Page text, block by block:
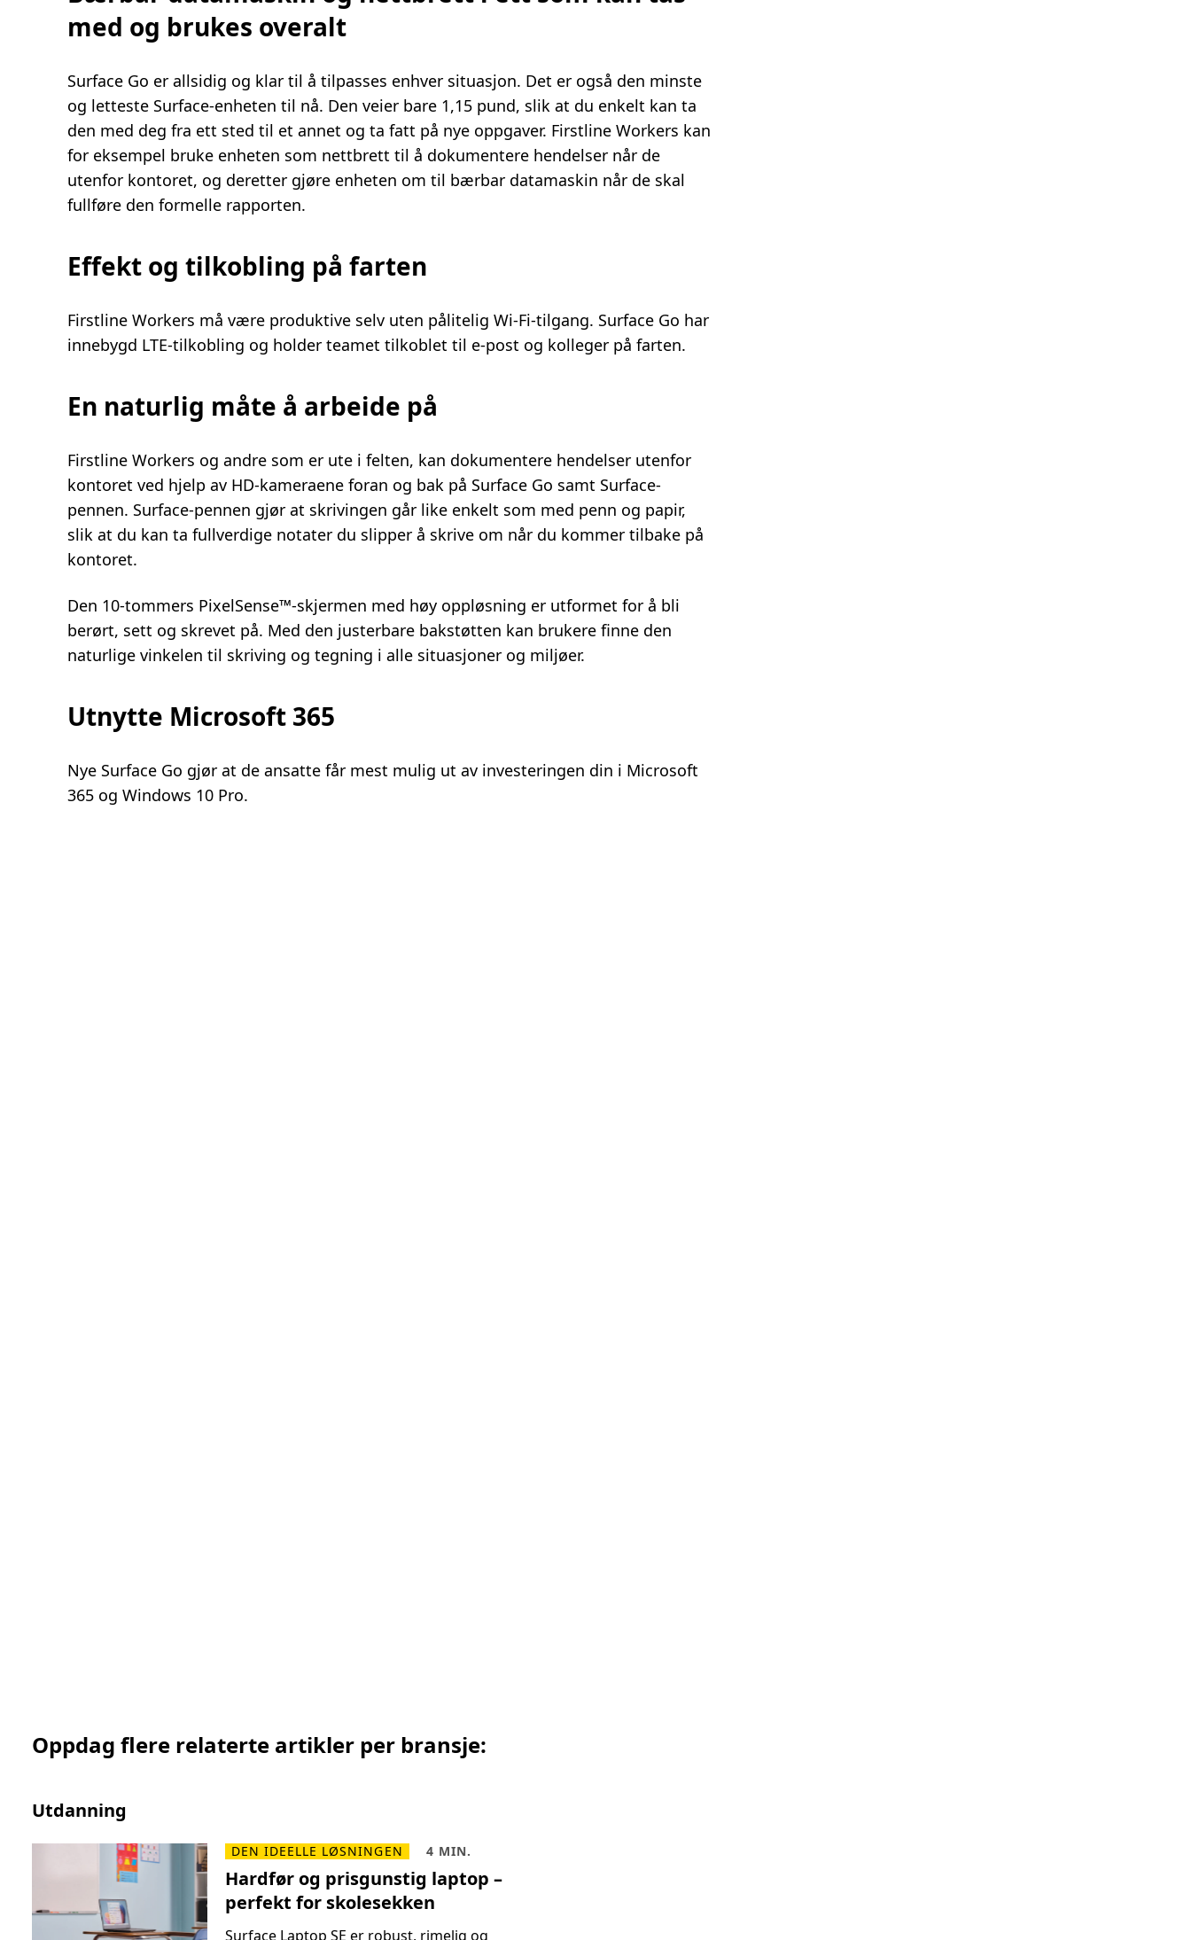
med og brukes overalt
Surface Go er allsidig og klar til å tilpasses enhver situasjon. Det er også den minste
og letteste Surface-enheten til nå. Den veier bare 1,15 pund, slik at du enkelt kan ta
den med deg fra ett sted til et annet og ta fatt på nye oppgaver. Firstline Workers kan
for eksempel bruke enheten som nettbrett til å dokumentere hendelser når de
utenfor kontoret, og deretter gjøre enheten om til bærbar datamaskin når de skal
fullføre den formelle rapporten.
Effekt og tilkobling på farten
Firstline Workers må være produktive selv uten pålitelig Wi-Fi-tilgang. Surface Go har
innebygd LTE-tilkobling og holder teamet tilkoblet til e-post og kolleger på farten.
En naturlig måte å arbeide på
Firstline Workers og andre som er ute i felten, kan dokumentere hendelser utenfor
kontoret ved hjelp av HD-kameraene foran og bak på Surface Go samt Surface-
pennen. Surface-pennen gjør at skrivingen går like enkelt som med penn og papir,
slik at du kan ta fullverdige notater du slipper å skrive om når du kommer tilbake på
kontoret.
Den 10-tommers PixelSense™-skjermen med høy oppløsning er utformet for å bli
berørt, sett og skrevet på. Med den justerbare bakstøtten kan brukere finne den
naturlige vinkelen til skriving og tegning i alle situasjoner og miljøer.
Utnytte Microsoft 365
Nye Surface Go gjør at de ansatte får mest mulig ut av investeringen din i Microsoft
365 og Windows 10 Pro.
Oppdag flere relaterte artikler per bransje:
Utdanning
e
s
m
DEN IDEELLE LØSNINGEN
e
s
e
4 MIN.
Hardfør og prisgunstig laptop –
perfekt for skolesekken
Surface Laptop SE er robust, rimelig og